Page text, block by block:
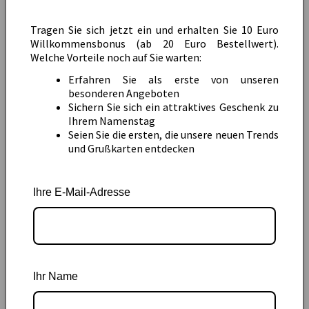
Gießen der Blumen im Urlaub oder die Hilfe beim
Tragen schwerer Einkäufe. Mit einer Dankeskarte für
Nachbarn kannst du genau diese Gesten der
Freundlichkeit würdigen und deine Wertschätzung
ausdrücken. Unsere Kollektion bietet dir eine
handverlesene Auswahl an Karten, die für jeden Anlass
in der Nachbarschaft das passende Design bereithalten.
humorvollen Motiven findest du bei uns die perfekte
lieben Menschen mit einem kleinen Dankeschön
überraschen willst – unsere Karten machen es leicht,
Tragen Sie sich jetzt ein und erhalten Sie 10 Euro
Willkommensbonus (ab 20 Euro Bestellwert).
Welche Vorteile noch auf Sie warten:
Erfahren Sie als erste von unseren
besonderen Angeboten
Sichern Sie sich ein attraktives Geschenk zu
Ihrem Namenstag
Seien Sie die ersten, die unsere neuen Trends
und Grußkarten entdecken
Ihre E-Mail-Adresse
Ihr Name